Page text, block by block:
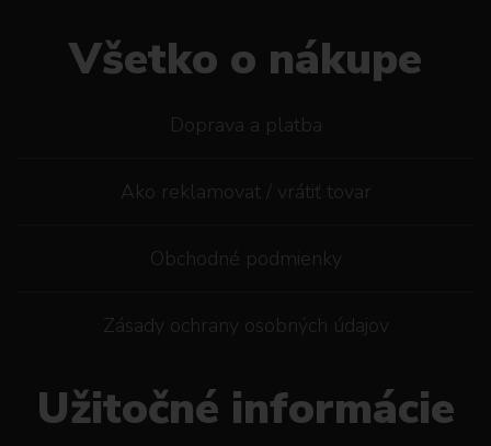
Všetko o nákupe
Doprava a platba
Ako reklamovat / vrátiť tovar
Obchodné podmienky
Zásady ochrany osobných údajov
Užitočné informácie